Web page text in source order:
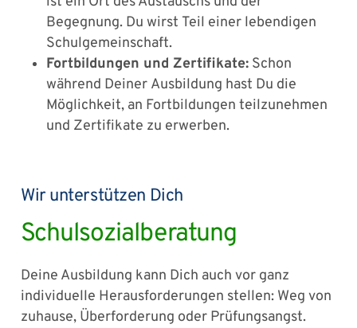
Begegnung. Du wirst Teil einer lebendigen
Schulgemeinschaft.
Fortbildungen und Zertifikate: Schon
während Deiner Ausbildung hast Du die
Möglichkeit, an Fortbildungen teilzunehmen
und Zertifikate zu erwerben.
Wir unterstützen Dich
Schulsozialberatung
Deine Ausbildung kann Dich auch vor ganz
individuelle Herausforderungen stellen: Weg von
zuhause, Überforderung oder Prüfungsangst.